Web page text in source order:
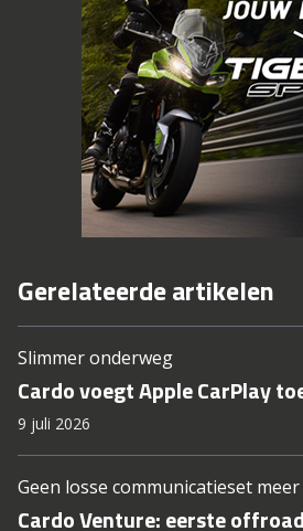
Gerelateerde artikelen
Slimmer onderweg
Cardo voegt Apple CarPlay
9 juli 2026
Geen losse communicatieset meer
Cardo Venture: eerste